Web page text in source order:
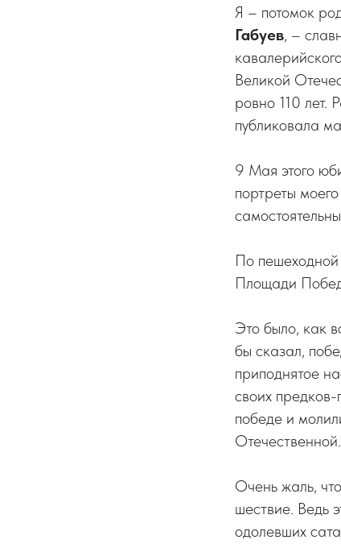
Я – потомок
Габуев, –
Великой
ровно 110 лет.
публиковала
9 Мая этого
портреты
По
Площади
Это было, как
бы сказал,
приподнятое
своих
победе и
Отечественной.
Очень жаль,
шествие. Ведь
одолевших